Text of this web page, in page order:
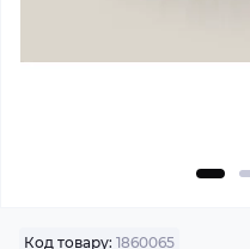
Код товару: 1860065